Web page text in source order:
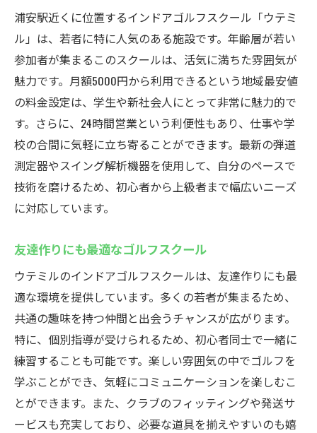
浦安駅近くに位置するインドアゴルフスクール「ウテミ
ル」は、若者に特に人気のある施設です。年齢層が若い
参加者が集まるこのスクールは、活気に満ちた雰囲気が
魅力です。月額5000円から利用できるという地域最安値
の料金設定は、学生や新社会人にとって非常に魅力的で
す。さらに、24時間営業という利便性もあり、仕事や学
校の合間に気軽に立ち寄ることができます。最新の弾道
測定器やスイング解析機器を使用して、自分のペースで
技術を磨けるため、初心者から上級者まで幅広いニーズ
に対応しています。
友達作りにも最適なゴルフスクール
ウテミルのインドアゴルフスクールは、友達作りにも最
適な環境を提供しています。多くの若者が集まるため、
共通の趣味を持つ仲間と出会うチャンスが広がります。
特に、個別指導が受けられるため、初心者同士で一緒に
練習することも可能です。楽しい雰囲気の中でゴルフを
学ぶことができ、気軽にコミュニケーションを楽しむこ
とができます。また、クラブのフィッティングや発送サ
ービスも充実しており、必要な道具を揃えやすいのも嬉